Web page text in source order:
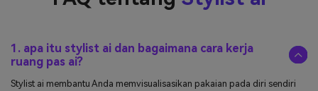
1. apa itu stylist ai dan bagaimana cara kerja
ruang pas ai?
Stylist ai membantu Anda memvisualisasikan pakaian pada diri sendiri